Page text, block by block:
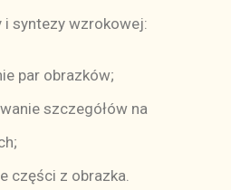
i syntezy wzrokowej:
par obrazków;
szczegółów na
części z obrazka.